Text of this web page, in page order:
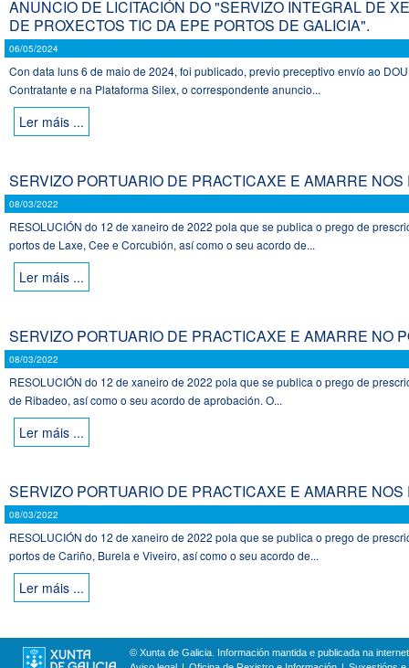
ANUNCIO DE LICITACIÓN DO "SERVIZO INTEGRAL DE
DE PROXECTOS TIC DA EPE PORTOS DE GALICIA".
06/05/2024
Con data luns 6 de maio de 2024, foi publicado, previo preceptivo envío ao
Contratante e na Plataforma Silex, o correspondente anuncio...
Ler máis ...
SERVIZO PORTUARIO DE PRACTICAXE E AMARRE
08/03/2022
RESOLUCIÓN do 12 de xaneiro de 2022 pola que se publica o prego de
portos de Laxe, Cee e Corcubión, así como o seu acordo de...
Ler máis ...
SERVIZO PORTUARIO DE PRACTICAXE E AMARRE NO
08/03/2022
RESOLUCIÓN do 12 de xaneiro de 2022 pola que se publica o prego de
de Ribadeo, así como o seu acordo de aprobación. O...
Ler máis ...
SERVIZO PORTUARIO DE PRACTICAXE E AMARRE
08/03/2022
RESOLUCIÓN do 12 de xaneiro de 2022 pola que se publica o prego de
portos de Cariño, Burela e Viveiro, así como o seu acordo de...
Ler máis ...
© Xunta de Galicia. Información mantida e publicada na